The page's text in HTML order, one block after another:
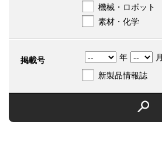
機械・ロボット
素材・化学
掲載号 年
新製品情報誌